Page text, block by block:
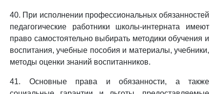
40. При исполнении профессиональных обязанностей
педагогические работники школы-интерната имеют
право самостоятельно выбирать методики обучения и
воспитания, учебные пособия и материалы, учебники,
методы оценки знаний воспитанников.
41. Основные права и обязанности, а также